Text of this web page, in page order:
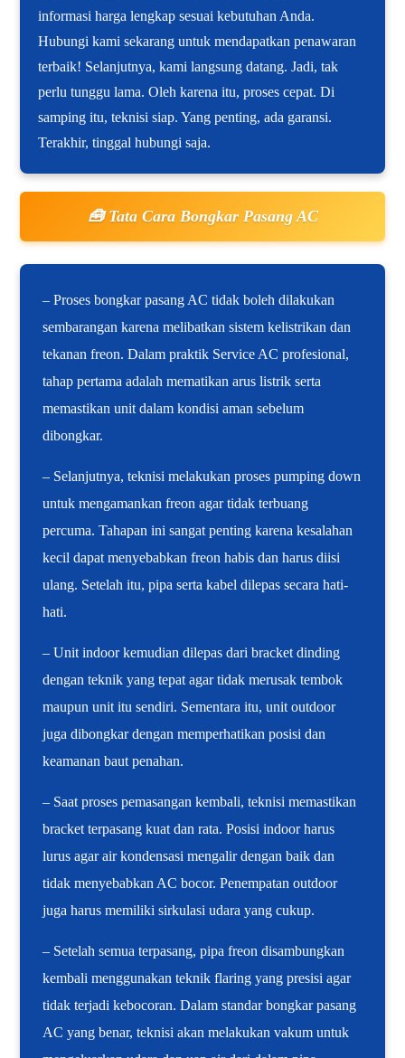
informasi harga lengkap sesuai kebutuhan Anda.
Hubungi kami sekarang untuk mendapatkan penawaran
terbaik! Selanjutnya, kami langsung datang. Jadi, tak
perlu tunggu lama. Oleh karena itu, proses cepat. Di
samping itu, teknisi siap. Yang penting, ada garansi.
Terakhir, tinggal hubungi saja.
🧰 Tata Cara Bongkar Pasang AC
– Proses bongkar pasang AC tidak boleh dilakukan
sembarangan karena melibatkan sistem kelistrikan dan
tekanan freon. Dalam praktik Service AC profesional,
tahap pertama adalah mematikan arus listrik serta
memastikan unit dalam kondisi aman sebelum
dibongkar.
– Selanjutnya, teknisi melakukan proses pumping down
untuk mengamankan freon agar tidak terbuang
percuma. Tahapan ini sangat penting karena kesalahan
kecil dapat menyebabkan freon habis dan harus diisi
ulang. Setelah itu, pipa serta kabel dilepas secara hati-
hati.
– Unit indoor kemudian dilepas dari bracket dinding
dengan teknik yang tepat agar tidak merusak tembok
maupun unit itu sendiri. Sementara itu, unit outdoor
juga dibongkar dengan memperhatikan posisi dan
keamanan baut penahan.
– Saat proses pemasangan kembali, teknisi memastikan
bracket terpasang kuat dan rata. Posisi indoor harus
lurus agar air kondensasi mengalir dengan baik dan
tidak menyebabkan AC bocor. Penempatan outdoor
juga harus memiliki sirkulasi udara yang cukup.
– Setelah semua terpasang, pipa freon disambungkan
kembali menggunakan teknik flaring yang presisi agar
tidak terjadi kebocoran. Dalam standar bongkar pasang
AC yang benar, teknisi akan melakukan vakum untuk